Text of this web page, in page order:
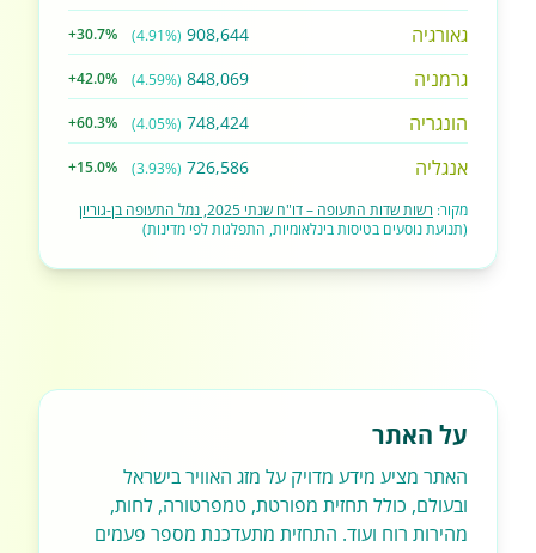
גאורגיה 908,644
(4.91%)
+30.7%
גרמניה 848,069
(4.59%)
+42.0%
הונגריה 748,424
(4.05%)
+60.3%
אנגליה 726,586
(3.93%)
+15.0%
מקור: רשות שדות התעופה – דו"ח שנתי 2025, נמל התעופה בן-גוריון
(תנועת נוסעים בטיסות בינלאומיות, התפלגות לפי מדינות)
על האתר
האתר מציע מידע מדויק על מזג האוויר בישראל
ובעולם, כולל תחזית מפורטת, טמפרטורה, לחות,
מהירות רוח ועוד. התחזית מתעדכנת מספר פעמים